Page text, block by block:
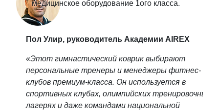
медицинское оборудование 1ого класса.
Пол Улир, руководитель Академии AIREX
«Этот гимнастический коврик выбирают
персональные тренеры и менеджеры фитнес-
клубов премиум-класса. Он используется в
спортивных клубах, олимпийских тренировочных
лагерях и даже командами национальной